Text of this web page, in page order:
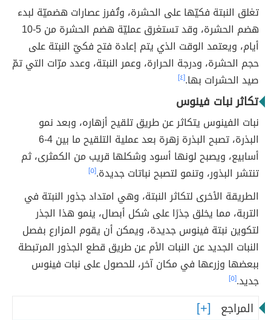
تغلق النبتة فكيّها على الحشرة، وتُفرز عصارات هضميّة لبدء
هضم الحشرة، وقد تستغرق عمليّة هضم الحشرة من 5-10
أيام، ويعتمد الوقت الذي يتم إعادة فتح فكيّ النبتة على
حجم الحشرة، ودرجة الحرارة، وعمر النبتة، وعدد مرّات التي تمّ
صيد الحشرات بها.[٤]
تكاثر نبات فينوس
نبات الفينوس يتكاثر عن طريق تلقيح أزهاره، وبعد نمو
البذرة، تصبح البذرة زهرة بعد عملية التلقيح ما بين 4-6
أسابيع، ويصبح لونها أسود وشكلها قريب من الكمثرى، ثم
تنتشر البذور، وتنمو لتصبح نباتات جديدة.[٥]
الطريقة الأخرى لتكاثر النبتة، وهي امتداد جذور النبتة في
التربة، مما يخلق جذرًا على شكل أبصال، ينمو هذا الجذر
لتكوين نبتة فينوس جديدة، ويمكن أن يقوم المزارع بفصل
النبات الجديد عن النبات الأم عن طريق قطع الجذور المرتبطة
ببعضها وزرعها في مكان آخر، للحصول على نبات فينوس
جديد.[٥]
المراجع